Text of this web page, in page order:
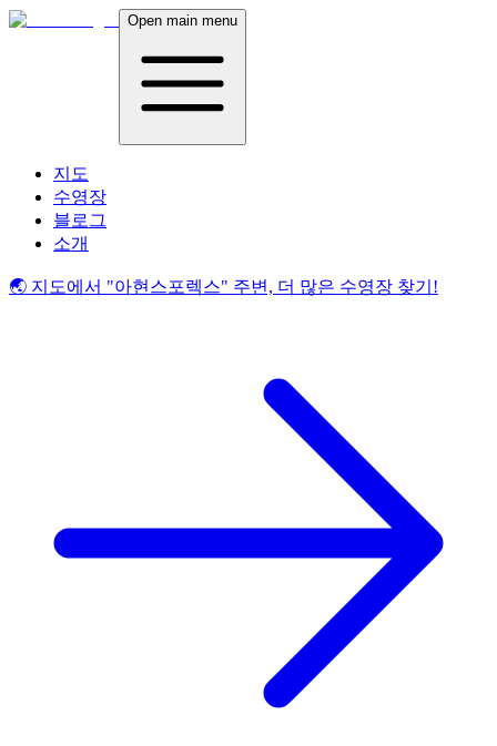
Open main menu
지도
수영장
블로그
소개
🌏 지도에서 "아현스포렉스" 주변, 더 많은 수영장 찾기!